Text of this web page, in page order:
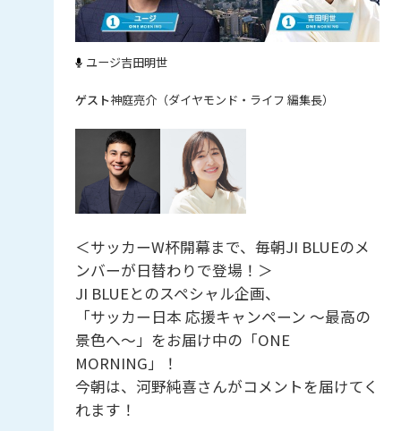
ユージ吉田明世
神庭亮介（ダイヤモンド・ライフ 編集長）
＜サッカーW杯開幕まで、毎朝JI BLUEのメ
ンバーが日替わりで登場！＞
JI BLUEとのスペシャル企画、
「サッカー日本 応援キャンペーン 〜最高の
景色へ〜」をお届け中の「ONE
MORNING」！
今朝は、河野純喜さんがコメントを届けてく
れます！